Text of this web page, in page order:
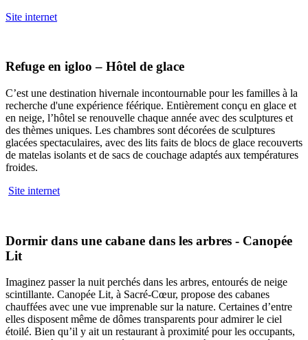
Site internet
Refuge en igloo – Hôtel de glace
C’est une destination hivernale incontournable pour les familles à la
recherche d'une expérience féérique. Entièrement conçu en glace et
en neige, l’hôtel se renouvelle chaque année avec des sculptures et
des thèmes uniques. Les chambres sont décorées de sculptures
glacées spectaculaires, avec des lits faits de blocs de glace recouverts
de matelas isolants et de sacs de couchage adaptés aux températures
froides.
Site internet
Dormir dans une cabane dans les arbres - Canopée
Lit
Imaginez passer la nuit perchés dans les arbres, entourés de neige
scintillante. Canopée Lit, à Sacré-Cœur, propose des cabanes
chauffées avec une vue imprenable sur la nature. Certaines d’entre
elles disposent même de dômes transparents pour admirer le ciel
étoilé. Bien qu’il y ait un restaurant à proximité pour les occupants,